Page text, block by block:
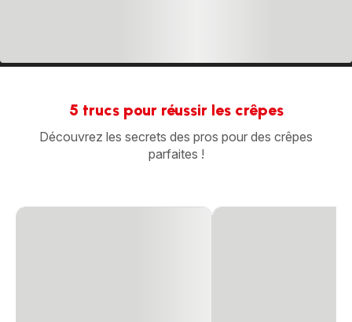
5 trucs pour réussir les crêpes
Découvrez les secrets des pros pour des crêpes
parfaites !